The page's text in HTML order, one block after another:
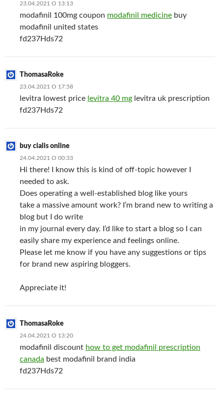
23.04.2021 О 13:13
modafinil 100mg coupon modafinil medicine buy
modafinil united states
fd237Hds72
ThomasaRoke
23.04.2021 О 17:58
levitra lowest price levitra 40 mg levitra uk prescription
fd237Hds72
buy cialis online
24.04.2021 О 00:33
Hi there! I know this is kind of off-topic however I
needed to ask.
Does operating a well-established blog like yours
take a massive amount work? I’m brand new to writing a
blog but I do write
in my journal every day. I’d like to start a blog so I can
easily share my experience and feelings online.
Please let me know if you have any suggestions or tips
for brand new aspiring bloggers.
Appreciate it!
ThomasaRoke
24.04.2021 О 13:20
modafinil discount how to get modafinil prescription
canada best modafinil brand india
fd237Hds72